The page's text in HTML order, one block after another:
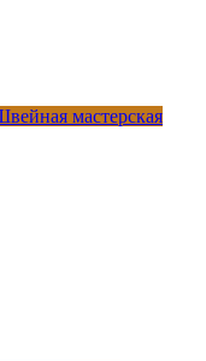
мастерская